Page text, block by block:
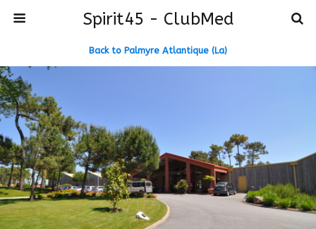
Spirit45 - ClubMed
Back to Palmyre Atlantique (La)